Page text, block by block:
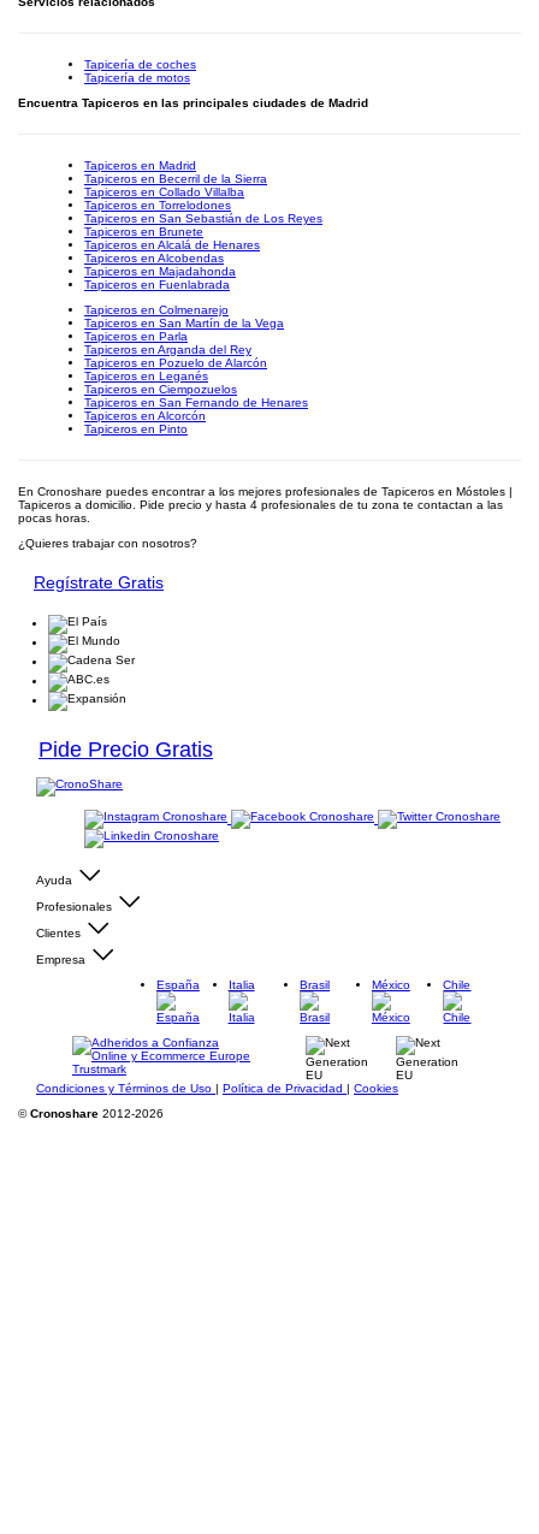
Tapicería de coches
Tapicería de motos
Encuentra Tapiceros en las principales ciudades de Madrid
Tapiceros en Madrid
Tapiceros en Becerril de la Sierra
Tapiceros en Collado Villalba
Tapiceros en Torrelodones
Tapiceros en San Sebastián de Los Reyes
Tapiceros en Brunete
Tapiceros en Alcalá de Henares
Tapiceros en Alcobendas
Tapiceros en Majadahonda
Tapiceros en Fuenlabrada
Tapiceros en Colmenarejo
Tapiceros en San Martín de la Vega
Tapiceros en Parla
Tapiceros en Arganda del Rey
Tapiceros en Pozuelo de Alarcón
Tapiceros en Leganés
Tapiceros en Ciempozuelos
Tapiceros en San Fernando de Henares
Tapiceros en Alcorcón
Tapiceros en Pinto
En Cronoshare puedes encontrar a los mejores profesionales de Tapiceros en Móstoles |
Tapiceros a domicilio. Pide precio y hasta 4 profesionales de tu zona te contactan a las
pocas horas.
¿Quieres trabajar con nosotros?
Regístrate Gratis
Pide Precio Gratis
Ayuda
Profesionales
Clientes
Empresa
España
Italia Brasil México Chile
Condiciones y Términos de Uso | Política de Privacidad | Cookies
©Cronoshare 2012-2026